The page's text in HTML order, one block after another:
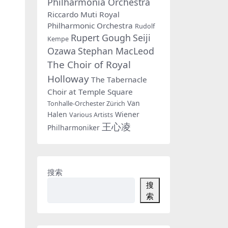
Riccardo Muti Royal
Philharmonic Orchestra Rudolf
Kempe Rupert Gough Seiji
Ozawa Stephan MacLeod
The Choir of Royal
Holloway The Tabernacle
Choir at Temple Square
Tonhalle-Orchester Zürich Van
Halen Various Artists Wiener
Philharmoniker 王心凌
搜索
搜
索